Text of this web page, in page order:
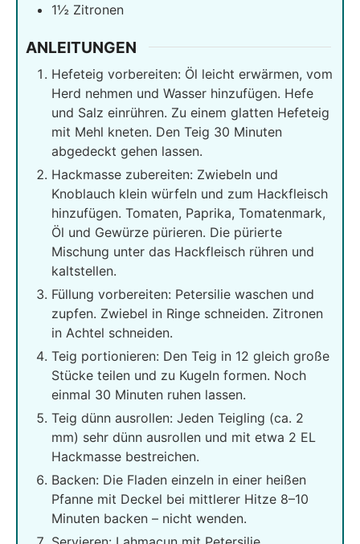
1½ Zitronen
ANLEITUNGEN
Hefeteig vorbereiten: Öl leicht erwärmen, vom
Herd nehmen und Wasser hinzufügen. Hefe
und Salz einrühren. Zu einem glatten Hefeteig
mit Mehl kneten. Den Teig 30 Minuten
abgedeckt gehen lassen.
Hackmasse zubereiten: Zwiebeln und
Knoblauch klein würfeln und zum Hackfleisch
hinzufügen. Tomaten, Paprika, Tomatenmark,
Öl und Gewürze pürieren. Die pürierte
Mischung unter das Hackfleisch rühren und
kaltstellen.
Füllung vorbereiten: Petersilie waschen und
zupfen. Zwiebel in Ringe schneiden. Zitronen
in Achtel schneiden.
Teig portionieren: Den Teig in 12 gleich große
Stücke teilen und zu Kugeln formen. Noch
einmal 30 Minuten ruhen lassen.
Teig dünn ausrollen: Jeden Teigling (ca. 2
mm) sehr dünn ausrollen und mit etwa 2 EL
Hackmasse bestreichen.
Backen: Die Fladen einzeln in einer heißen
Pfanne mit Deckel bei mittlerer Hitze 8–10
Minuten backen – nicht wenden.